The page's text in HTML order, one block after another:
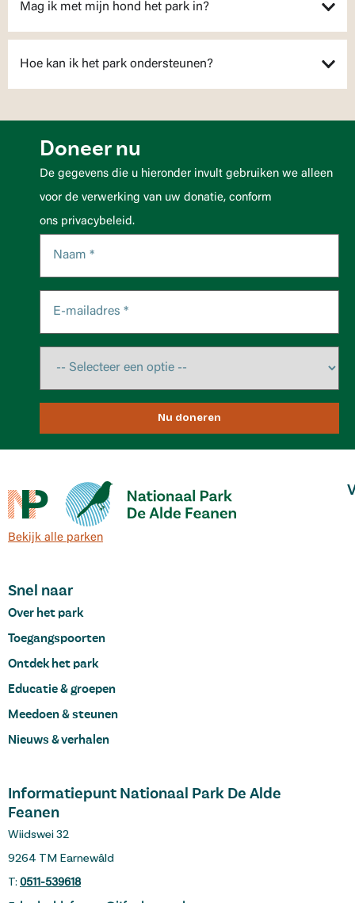
Mag ik met mijn hond het park in?
Hoe kan ik het park ondersteunen?
Doneer nu
De gegevens die u hieronder invult gebruiken we alleen
voor de verwerking van uw donatie, conform
ons privacybeleid.
Nu doneren
Bekijk alle parken
Snel naar
Over het park
Toegangspoorten
Ontdek het park
Educatie & groepen
Meedoen & steunen
Nieuws & verhalen
Informatiepunt Nationaal Park De Alde
Feanen
Wiidswei 32
9264 TM Earnewâld
T: 0511-539618